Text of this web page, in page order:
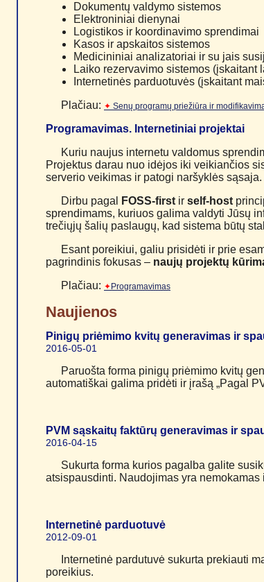
Dokumentų valdymo sistemos
Elektroniniai dienynai
Logistikos ir koordinavimo sprendimai
Kasos ir apskaitos sistemos
Medicininiai analizatoriai ir su jais
Laiko rezervavimo sistemos (įskaitant
Internetinės parduotuvės (įskaitant
Plačiau: ✦ Senų programų priežiūra ir
Programavimas. Internetiniai projektai
Kuriu naujus internetu valdomus
Projektus darau nuo idėjos iki veikiančios
serverio veikimas ir patogi naršyklės sąsaja.
Dirbu pagal
FOSS-first ir self-host
sprendimams, kuriuos galima valdyti Jūsų
trečiųjų šalių paslaugų, kad sistema būtų
Esant poreikiui, galiu prisidėti ir prie
pagrindinis fokusas – naujų projektų
Plačiau: ✦ Programavimas
Naujienos
Pinigų priėmimo kvitų generavimas ir
2016-05-01
Paruošta forma pinigų priėmimo kvitų
automatiškai galima pridėti ir įrašą „Pagal
PVM sąskaitų faktūrų generavimas ir
2016-04-15
Sukurta forma kurios pagalba galite
atsispausdinti. Naudojimas yra
Internetinė parduotuvė
2012-09-01
Internetinė pardutuvė sukurta prekiauti
poreikius.